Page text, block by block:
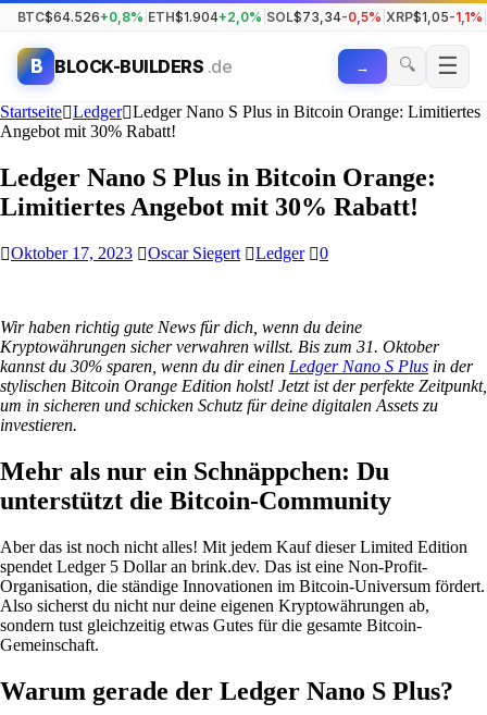
BTC$64.526+0,8% ETH$1.904+2,0% SOL$73,34-0,5% XRP$1,05-1,1%
B BLOCK-BUILDERS .de → 🔍 ☰
Startseite Ledger Ledger Nano S Plus in Bitcoin Orange: Limitiertes
Angebot mit 30% Rabatt!
Ledger Nano S Plus in Bitcoin Orange:
Limitiertes Angebot mit 30% Rabatt!
Oktober 17, 2023 Oscar Siegert Ledger 0
Wir haben richtig gute News für dich, wenn du deine
Kryptowährungen sicher verwahren willst. Bis zum 31. Oktober
kannst du 30% sparen, wenn du dir einen Ledger Nano S Plus in der
stylischen Bitcoin Orange Edition holst! Jetzt ist der perfekte Zeitpunkt,
um in sicheren und schicken Schutz für deine digitalen Assets zu
investieren.
Mehr als nur ein Schnäppchen: Du
unterstützt die Bitcoin-Community
Aber das ist noch nicht alles! Mit jedem Kauf dieser Limited Edition
spendet Ledger 5 Dollar an brink.dev. Das ist eine Non-Profit-
Organisation, die ständige Innovationen im Bitcoin-Universum fördert.
Also sicherst du nicht nur deine eigenen Kryptowährungen ab,
sondern tust gleichzeitig etwas Gutes für die gesamte Bitcoin-
Gemeinschaft.
Warum gerade der Ledger Nano S Plus?